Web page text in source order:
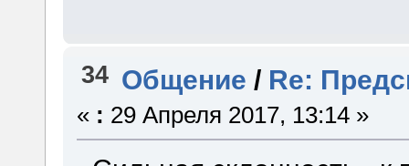
34 Общение / Re:
« : 29 Апреля 2017, 13:14 »